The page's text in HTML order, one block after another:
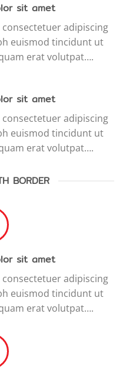
sit amet
adipiscing
euismod tincidunt ut
erat volutpat….
sit amet
adipiscing
euismod tincidunt ut
erat volutpat….
BORDER
sit amet
adipiscing
euismod tincidunt ut
erat volutpat….